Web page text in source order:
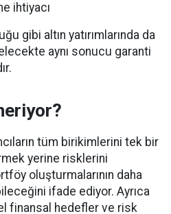
ihtiyacı
gibi altın yatırımlarında da
aynı sonucu garanti
tüm birikimlerini tek bir
yerine risklerini
oluşturmalarının daha
ifade ediyor. Ayrıca
finansal hedefler ve risk